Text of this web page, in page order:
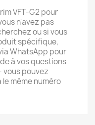
VFT-G2 pour
n'avez pas
ou si vous
spécifique,
WhatsApp pour
à vos questions -
vous pouvez
même numéro